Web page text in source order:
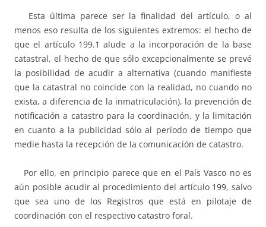
Esta última parece ser la finalidad del artículo, o al
menos eso resulta de los siguientes extremos: el hecho de
que el artículo 199.1 alude a la incorporación de la base
catastral, el hecho de que sólo excepcionalmente se prevé
la posibilidad de acudir a alternativa (cuando manifieste
que la catastral no coincide con la realidad, no cuando no
exista, a diferencia de la inmatriculación), la prevención de
notificación a catastro para la coordinación, y la limitación
en cuanto a la publicidad sólo al período de tiempo que
medie hasta la recepción de la comunicación de catastro.
Por ello, en principio parece que en el País Vasco no es
aún posible acudir al procedimiento del artículo 199, salvo
que sea uno de los Registros que está en pilotaje de
coordinación con el respectivo catastro foral.